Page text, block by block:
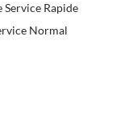
Service Rapide
Normal